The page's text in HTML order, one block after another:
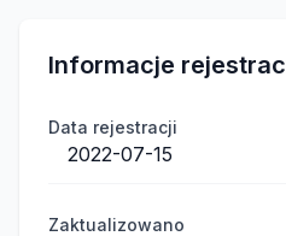
Informacje
Data rejestracji
2022-07-15
Zaktualizowano